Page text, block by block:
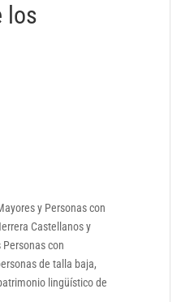
los
y Personas con
Castellanos y
con
de talla baja,
lingüístico de